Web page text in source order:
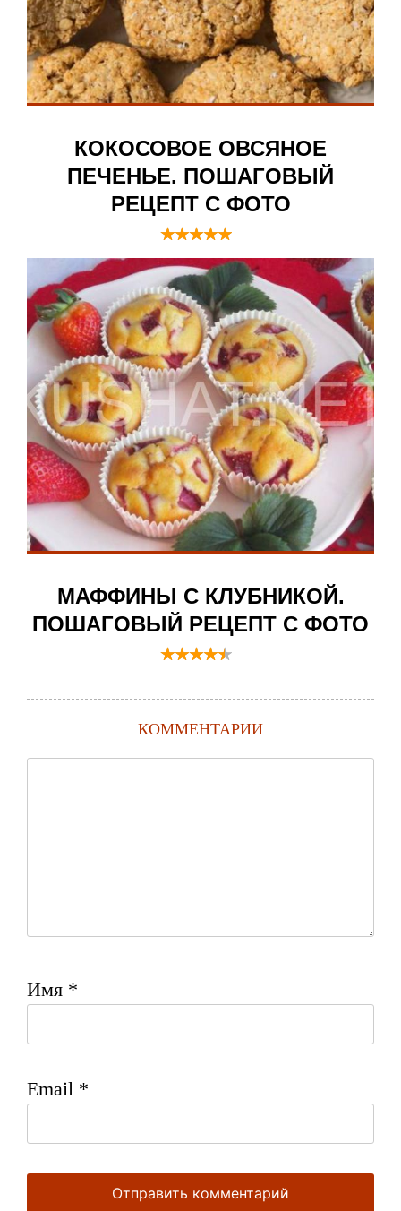
КОКОСОВОЕ ОВСЯНОЕ
ПЕЧЕНЬЕ. ПОШАГОВЫЙ
РЕЦЕПТ С ФОТО
МАФФИНЫ С КЛУБНИКОЙ.
ПОШАГОВЫЙ РЕЦЕПТ С ФОТО
КОММЕНТАРИИ
Имя *
Email *